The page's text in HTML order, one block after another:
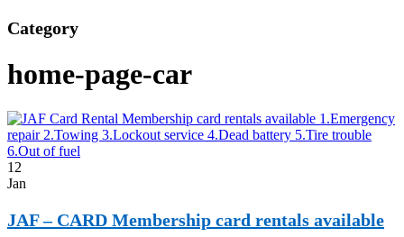
Category
home-page-car
12
Jan
JAF – CARD Membership card rentals available